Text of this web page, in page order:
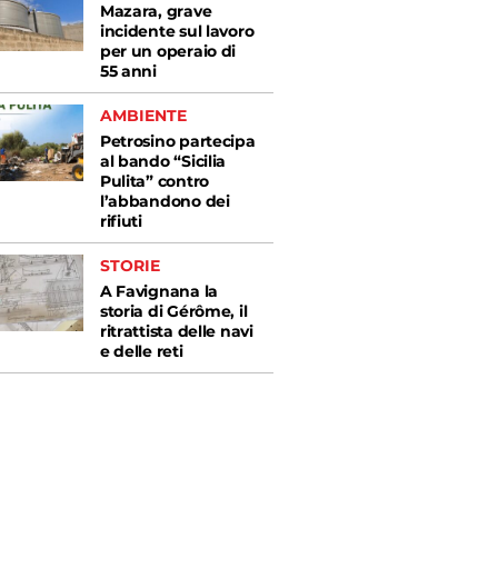
Mazara, grave
incidente sul lavoro
per un operaio di
55 anni
AMBIENTE
Petrosino partecipa
al bando “Sicilia
Pulita” contro
l’abbandono dei
rifiuti
STORIE
A Favignana la
storia di Gérôme, il
ritrattista delle navi
e delle reti